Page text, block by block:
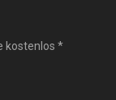
kostenlos *